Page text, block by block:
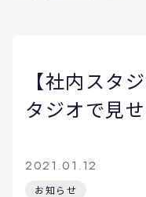
【社内スタ
タジオで見
2021.01.12
お知らせ